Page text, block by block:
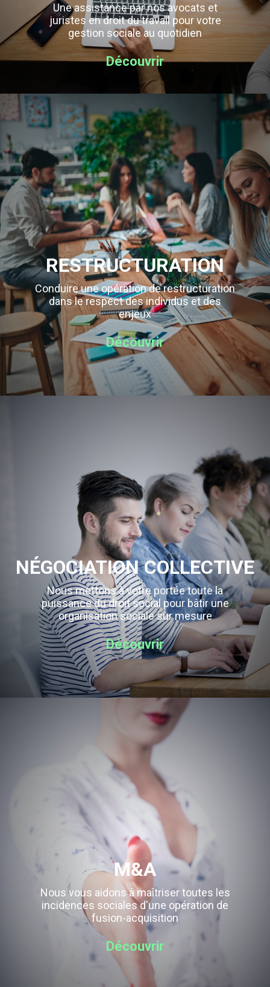
Une assistance par nos avocats et
juristes en droit du travail pour votre
gestion sociale au quotidien
Découvrir
RESTRUCTURATION
Conduire une opération de restructuration
dans le respect des individus et des
enjeux
Découvrir
NÉGOCIATION COLLECTIVE
Nous mettons à votre portée toute la
puissance du droit social pour bâtir une
organisation sociale sur mesure
Découvrir
M&A
Nous vous aidons à maîtriser toutes les
incidences sociales d'une opération de
fusion-acquisition
Découvrir